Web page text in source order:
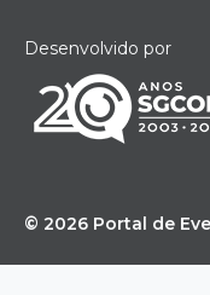
Desenvolvido por
© 2026 Portal de